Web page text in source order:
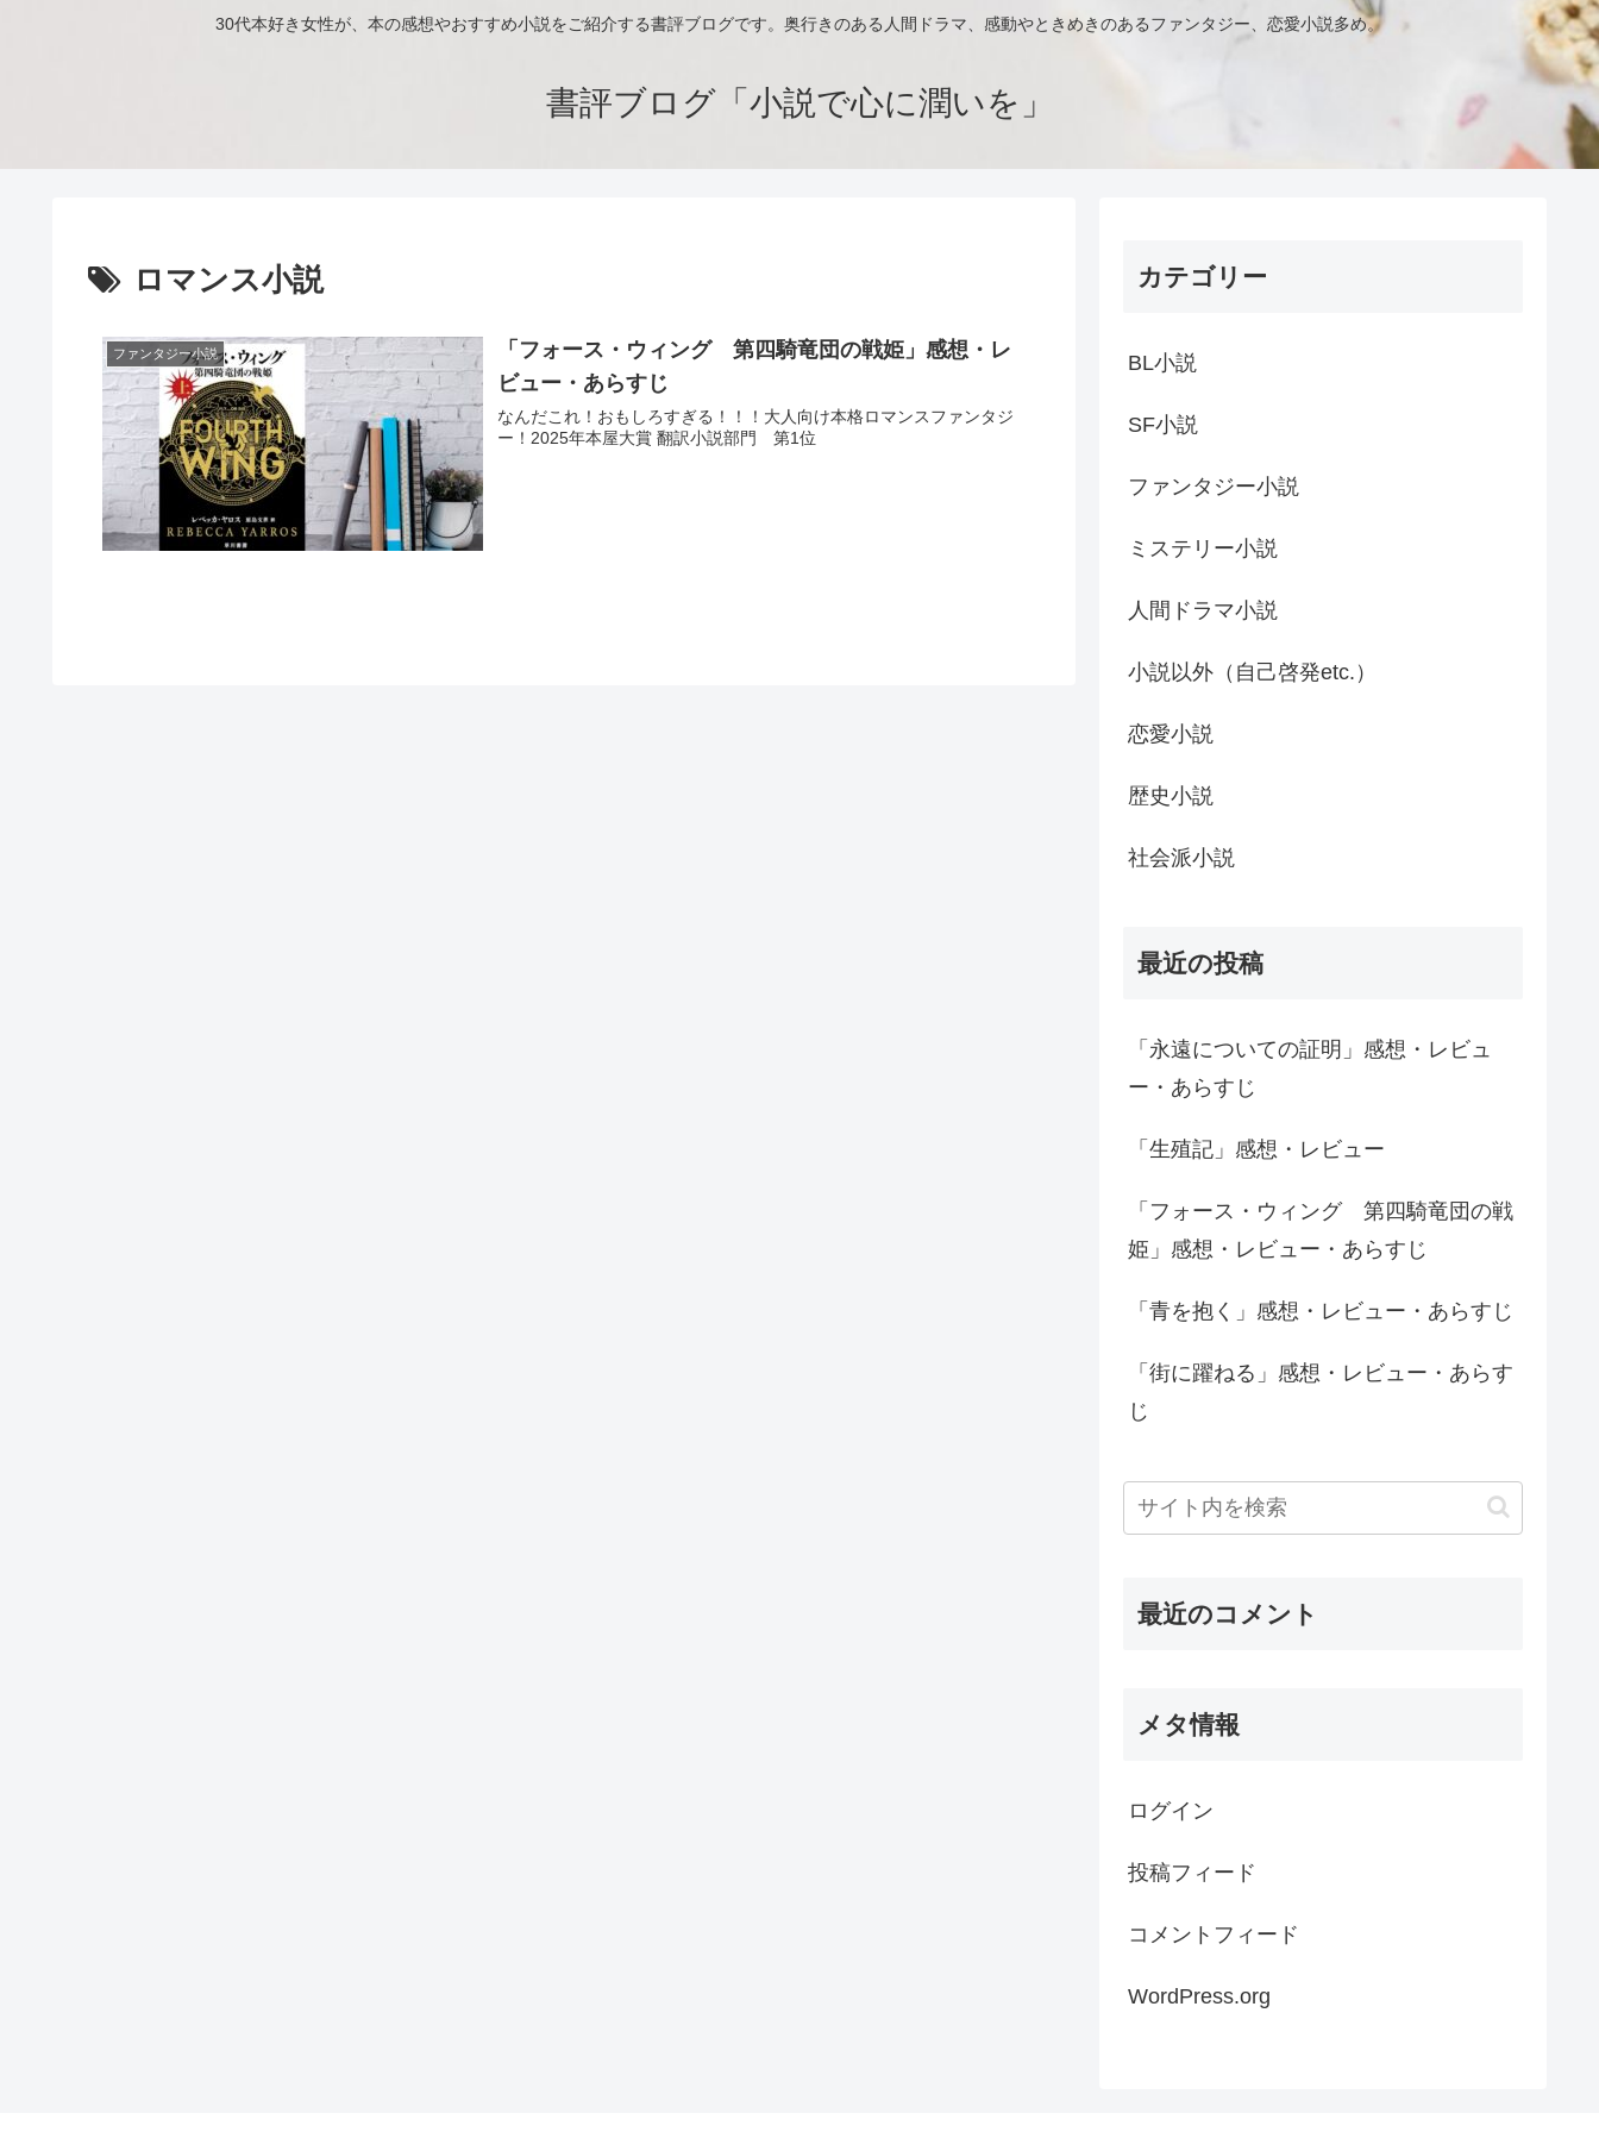
30代本好き女性が、本の感想やおすすめ小説をご紹介する書評ブログです。奥行きのある人間ドラマ、感動やときめきのあるファンタジー、恋愛小説多め。
書評ブログ「小説で心に潤いを」
ロマンス小説
ファンタジー小説
「フォース・ウィング 第四騎竜団の戦姫」感想・レ
ビュー・あらすじ
なんだこれ！おもしろすぎる！！！大人向け本格ロマンスファンタジ
ー！2025年本屋大賞 翻訳小説部門 第1位
カテゴリー
BL小説
SF小説
ファンタジー小説
ミステリー小説
人間ドラマ小説
小説以外（自己啓発etc.）
恋愛小説
歴史小説
社会派小説
最近の投稿
「永遠についての証明」感想・レビュ
ー・あらすじ
「生殖記」感想・レビュー
「フォース・ウィング 第四騎竜団の戦
姫」感想・レビュー・あらすじ
「青を抱く」感想・レビュー・あらすじ
「街に躍ねる」感想・レビュー・あらす
じ
最近のコメント
メタ情報
ログイン
投稿フィード
コメントフィード
WordPress.org